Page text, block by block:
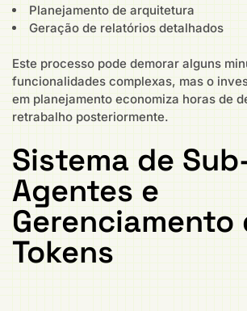
Planejamento de arquitetura
Geração de relatórios detalhados
Este processo pode demorar alguns
funcionalidades complexas, mas o
em planejamento economiza horas de
retrabalho posteriormente.
Sistema de
Agentes e
Gerenciamento
Tokens